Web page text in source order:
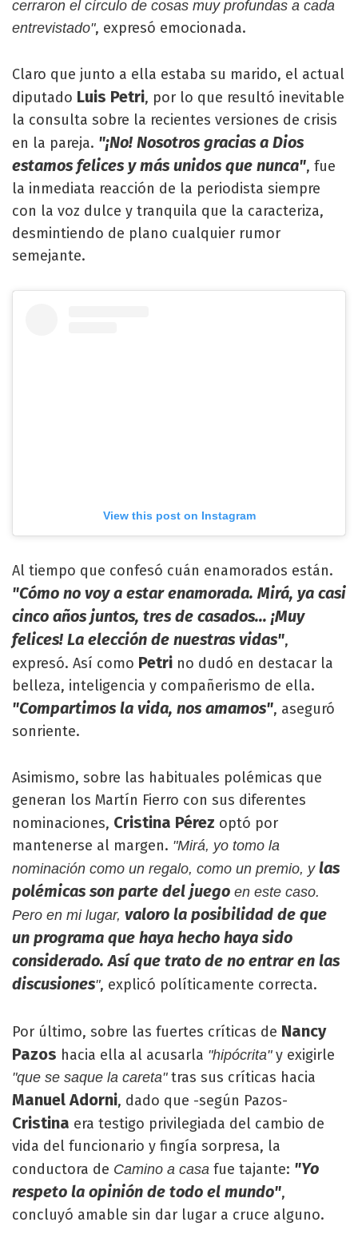
cerraron el círculo de cosas muy profundas a cada
entrevistado", expresó emocionada.
Claro que junto a ella estaba su marido, el actual
diputado Luis Petri, por lo que resultó inevitable
la consulta sobre la recientes versiones de crisis
en la pareja. "¡No! Nosotros gracias a Dios
estamos felices y más unidos que nunca", fue
la inmediata reacción de la periodista siempre
con la voz dulce y tranquila que la caracteriza,
desmintiendo de plano cualquier rumor
semejante.
View this post on Instagram
Al tiempo que confesó cuán enamorados están.
"Cómo no voy a estar enamorada. Mirá, ya casi
cinco años juntos, tres de casados... ¡Muy
felices! La elección de nuestras vidas",
expresó. Así como Petri no dudó en destacar la
belleza, inteligencia y compañerismo de ella.
"Compartimos la vida, nos amamos", aseguró
sonriente.
Asimismo, sobre las habituales polémicas que
generan los Martín Fierro con sus diferentes
nominaciones, Cristina Pérez optó por
mantenerse al margen. "Mirá, yo tomo la
nominación como un regalo, como un premio, y las
polémicas son parte del juego en este caso.
Pero en mi lugar, valoro la posibilidad de que
un programa que haya hecho haya sido
considerado. Así que trato de no entrar en las
discusiones", explicó políticamente correcta.
Por último, sobre las fuertes críticas de Nancy
Pazos hacia ella al acusarla "hipócrita" y exigirle
"que se saque la careta"tras sus críticas hacia
Manuel Adorni, dado que -según Pazos-
Cristina era testigo privilegiada del cambio de
vida del funcionario y fingía sorpresa, la
conductora de Camino a casa fue tajante: "Yo
respeto la opinión de todo el mundo",
concluyó amable sin dar lugar a cruce alguno.